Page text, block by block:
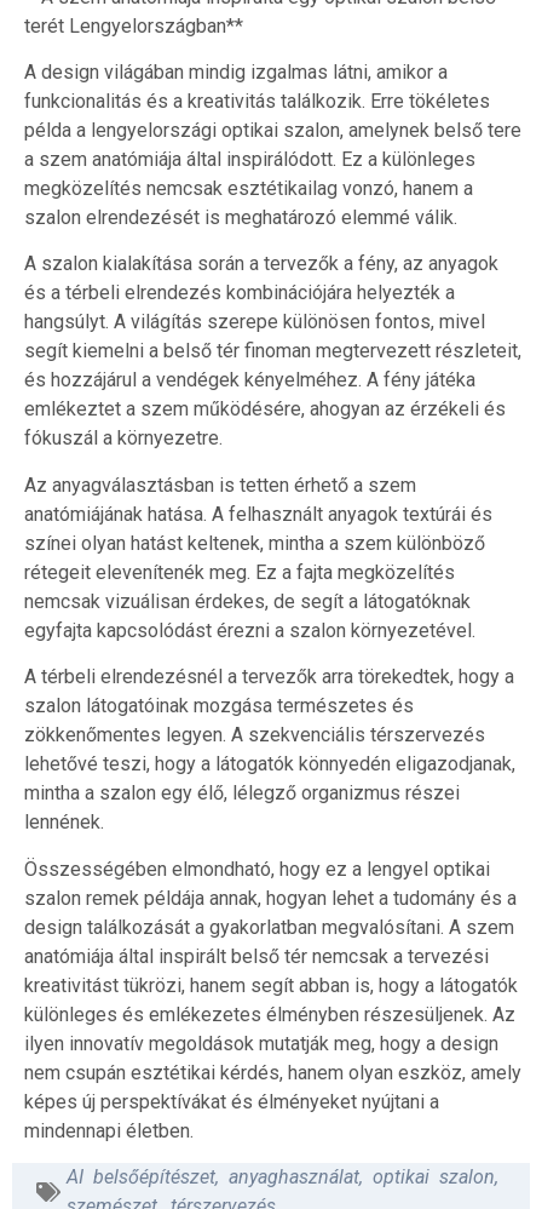
terét Lengyelországban**
A design világában mindig izgalmas látni, amikor a
funkcionalitás és a kreativitás találkozik. Erre tökéletes
példa a lengyelországi optikai szalon, amelynek belső tere
a szem anatómiája által inspirálódott. Ez a különleges
megközelítés nemcsak esztétikailag vonzó, hanem a
szalon elrendezését is meghatározó elemmé válik.
A szalon kialakítása során a tervezők a fény, az anyagok
és a térbeli elrendezés kombinációjára helyezték a
hangsúlyt. A világítás szerepe különösen fontos, mivel
segít kiemelni a belső tér finoman megtervezett részleteit,
és hozzájárul a vendégek kényelméhez. A fény játéka
emlékeztet a szem működésére, ahogyan az érzékeli és
fókuszál a környezetre.
Az anyagválasztásban is tetten érhető a szem
anatómiájának hatása. A felhasznált anyagok textúrái és
színei olyan hatást keltenek, mintha a szem különböző
rétegeit elevenítenék meg. Ez a fajta megközelítés
nemcsak vizuálisan érdekes, de segít a látogatóknak
egyfajta kapcsolódást érezni a szalon környezetével.
A térbeli elrendezésnél a tervezők arra törekedtek, hogy a
szalon látogatóinak mozgása természetes és
zökkenőmentes legyen. A szekvenciális térszervezés
lehetővé teszi, hogy a látogatók könnyedén eligazodjanak,
mintha a szalon egy élő, lélegző organizmus részei
lennének.
Összességében elmondható, hogy ez a lengyel optikai
szalon remek példája annak, hogyan lehet a tudomány és a
design találkozását a gyakorlatban megvalósítani. A szem
anatómiája által inspirált belső tér nemcsak a tervezési
kreativitást tükrözi, hanem segít abban is, hogy a látogatók
különleges és emlékezetes élményben részesüljenek. Az
ilyen innovatív megoldások mutatják meg, hogy a design
nem csupán esztétikai kérdés, hanem olyan eszköz, amely
képes új perspektívákat és élményeket nyújtani a
mindennapi életben.
AI belsőépítészet, anyaghasználat, optikai szalon,